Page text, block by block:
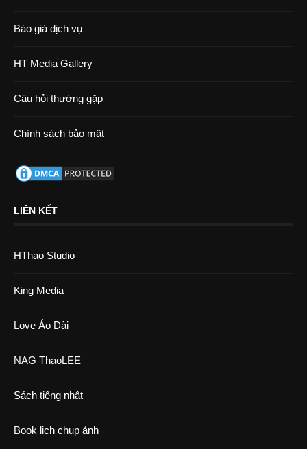
Báo giá dịch vụ
HT Media Gallery
Câu hỏi thường gặp
Chính sách bảo mật
LIÊN KẾT
HThao Studio
King Media
Love Áo Dài
NAG ThaoLEE
Sách tiếng nhật
Book lịch chụp ảnh